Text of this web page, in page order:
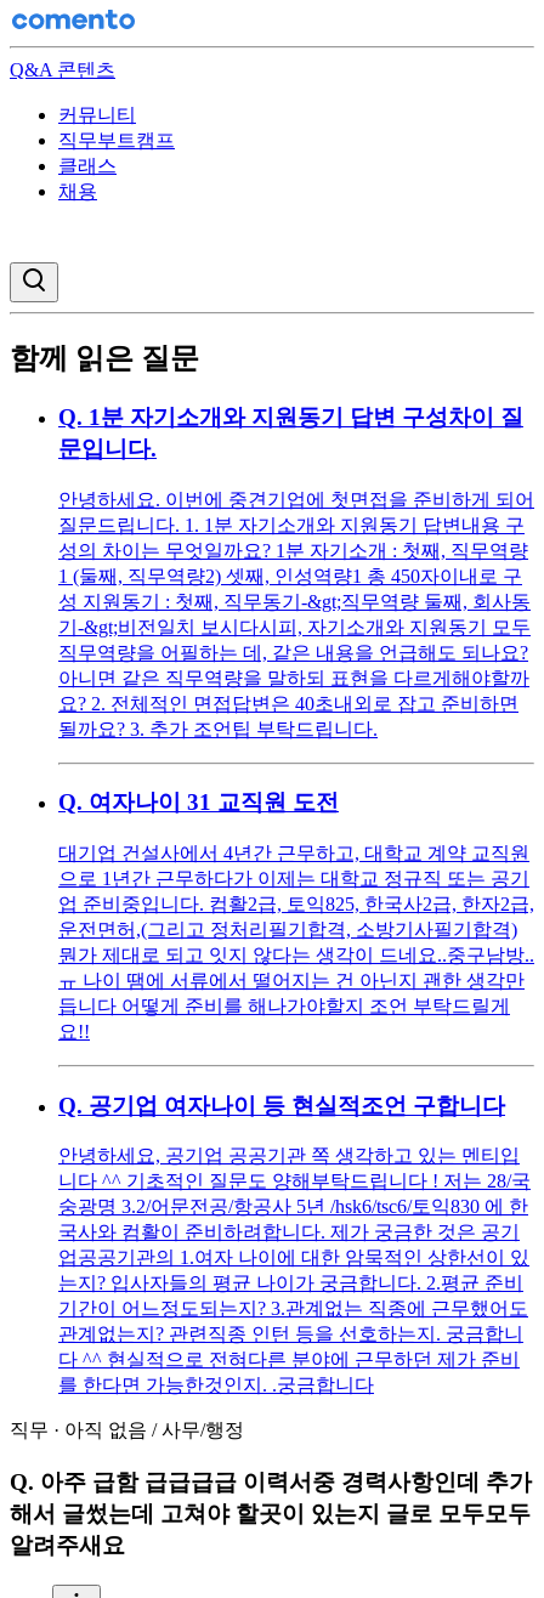
Q&A 콘텐츠
커뮤니티
직무부트캠프
클래스
채용
함께 읽은 질문
Q. 1분 자기소개와 지원동기 답변 구성차이 질
문입니다.
안녕하세요. 이번에 중견기업에 첫면접을 준비하게 되어
질문드립니다. 1. 1분 자기소개와 지원동기 답변내용 구
성의 차이는 무엇일까요? 1분 자기소개 : 첫째, 직무역량
1 (둘째, 직무역량2) 셋째, 인성역량1 총 450자이내로 구
성 지원동기 : 첫째, 직무동기-&gt;직무역량 둘째, 회사동
기-&gt;비전일치 보시다시피, 자기소개와 지원동기 모두
직무역량을 어필하는 데, 같은 내용을 언급해도 되나요?
아니면 같은 직무역량을 말하되 표현을 다르게해야할까
요? 2. 전체적인 면접답변은 40초내외로 잡고 준비하면
될까요? 3. 추가 조언팁 부탁드립니다.
Q. 여자나이 31 교직원 도전
대기업 건설사에서 4년간 근무하고, 대학교 계약 교직원
으로 1년간 근무하다가 이제는 대학교 정규직 또는 공기
업 준비중입니다. 컴활2급, 토익825, 한국사2급, 한자2급,
운전면허,(그리고 정처리필기합격, 소방기사필기합격)
뭔가 제대로 되고 잇지 않다는 생각이 드네요..중구남방..
ㅠ 나이 땜에 서류에서 떨어지는 건 아닌지 괜한 생각만
듭니다 어떻게 준비를 해나가야할지 조언 부탁드릴게
요!!
Q. 공기업 여자나이 등 현실적조언 구합니다
안녕하세요, 공기업 공공기관 쪽 생각하고 있는 멘티입
니다 ^^ 기초적인 질문도 양해부탁드립니다 ! 저는 28/국
숭광명 3.2/어문전공/항공사 5년 /hsk6/tsc6/토익830 에 한
국사와 컴활이 준비하려합니다. 제가 궁금한 것은 공기
업공공기관의 1.여자 나이에 대한 암묵적인 상한선이 있
는지? 입사자들의 평균 나이가 궁금합니다. 2.평균 준비
기간이 어느정도되는지? 3.관계없는 직종에 근무했어도
관계없는지? 관련직종 인턴 등을 선호하는지. 궁금합니
다 ^^ 현실적으로 전혀다른 분야에 근무하던 제가 준비
를 한다면 가능한것인지. .궁금합니다
직무 · 아직 없음 /사무/행정
Q. 아주 급함 급급급급 이력서중 경력사항인데 추가
해서 글썼는데 고쳐야 할곳이 있는지 글로 모두모두
알려주새요